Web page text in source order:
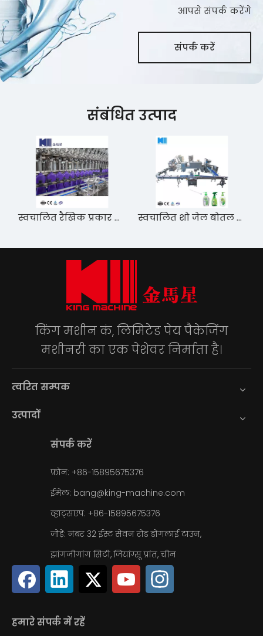
आपसे संपर्क करेंगे
संपर्क करें
संबंधित उत्पाद
स्वचालित रैखिक प्रकार गैसोलीन/अनलेडेड गैसोलीन/पेट्रोल बॉटल फिलिंग मशीन लेबलिंग स्वचालित शो जेल बोतल भरने मशीन
किंग मशीन कं, लिमिटेड पेय पैकेजिंग
मशीनरी का एक पेशेवर निर्माता है।
त्वरित सम्पक
उत्पादों
संपर्क करें
फ़ोन: +86-15895675376
ईमेल: bang@king-machine.com
व्हाट्सएप: +86-15895675376
जोड़ें: नंबर 32 ईस्ट सेवन रोड डोंगलाई टाउन,
झांगजीगांग सिटी, जियांग्सू प्रांत, चीन
हमारे संपर्क में रहें